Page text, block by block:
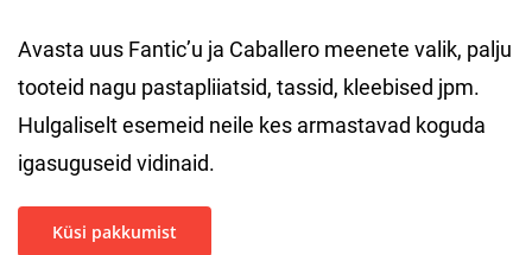
Avasta uus Fantic’u ja Caballero meenete valik, palju
tooteid nagu pastapliiatsid, tassid, kleebised jpm.
Hulgaliselt esemeid neile kes armastavad koguda
igasuguseid vidinaid.
Küsi pakkumist